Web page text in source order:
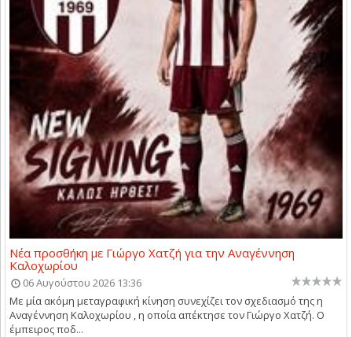
Νέα προσθήκη με Γιώργο Χατζή για την Αναγέννηση
Καλοχωρίου
06 Αυγούστου 2026 13:36
Με μία ακόμη μεταγραφική κίνηση συνεχίζει τον σχεδιασμό της η
Αναγέννηση Καλοχωρίου , η οποία απέκτησε τον Γιώργο Χατζή. Ο
έμπειρος ποδ...